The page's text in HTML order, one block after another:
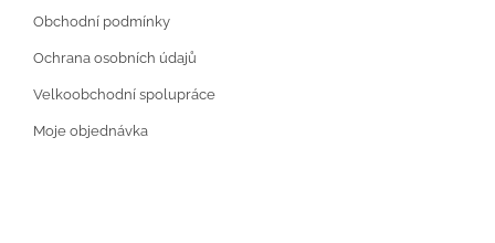
Obchodní podmínky
Ochrana osobních údajů
Velkoobchodní spolupráce
Moje objednávka